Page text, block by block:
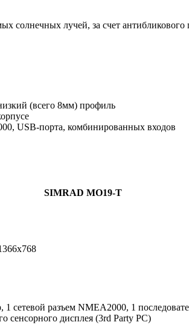
солнечных лучей, за счет
(всего 8мм) профиль
USB-порта, комбинированных входов
SIMRAD MO19-T
сетевой разъем NMEA2000, 1
сенсорного дисплея (3rd Party PC)